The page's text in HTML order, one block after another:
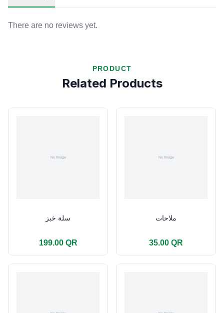
There are no reviews yet.
PRODUCT
Related Products
سلة خبز
199.00 QR
ملاحات
35.00 QR